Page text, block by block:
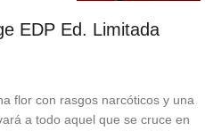
EDP Ed. Limitada
flor con rasgos narcóticos y una
a todo aquel que se cruce en